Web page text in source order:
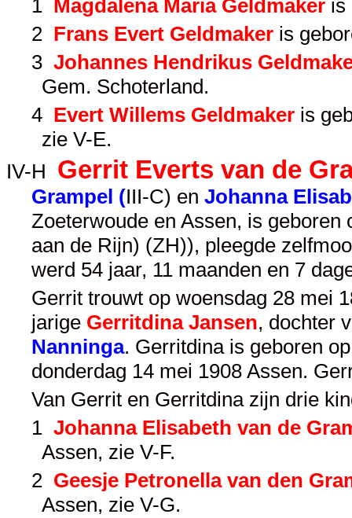
1 Magdalena Maria Geldmaker is
2 Frans Evert Geldmaker is
3 Johannes Hendrikus
Gem. Schoterland.
4 Evert Willems Geldmaker is
zie V-E.
IV-H Gerrit Everts van de
Grampel (III-C) en Johanna
Zoeterwoude en Assen, is
aan de Rijn) (ZH)), pleegde
werd 54 jaar, 11 maanden en 7
Gerrit trouwt op woensdag 28 mei
jarige Gerritdina Jansen, dochter
Nanninga. Gerritdina is geboren
donderdag 14 mei 1908 Assen.
Van Gerrit en Gerritdina zijn drie
1 Johanna Elisabeth van de
Assen, zie V-F.
2 Geesje Petronella van den
Assen, zie V-G.